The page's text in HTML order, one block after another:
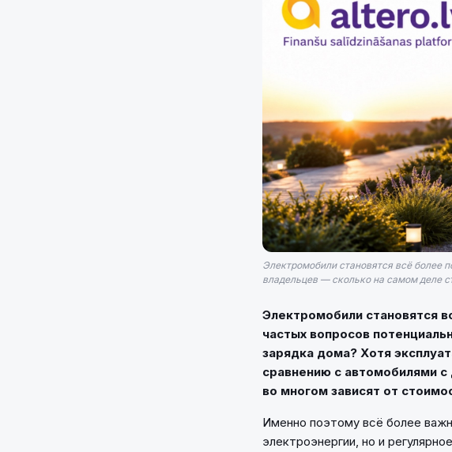
Электромобили становятся всё более
владельцев — сколько на самом деле
Электромобили становятся
частых вопросов
зарядка дома? Хотя
сравнению с автомобилями
во многом зависят от
Именно поэтому всё более
электроэнергии, но и